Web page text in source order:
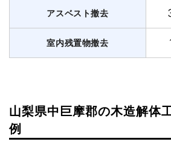
アスベスト撤去
室内残置物撤去
山梨県中巨摩郡の木造解体
例